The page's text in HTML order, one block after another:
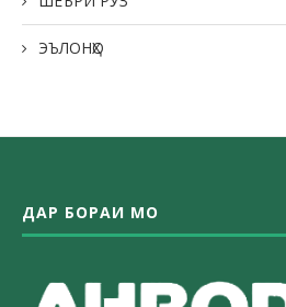
ЭЪЛОНҲО
ДАР БОРАИ МО